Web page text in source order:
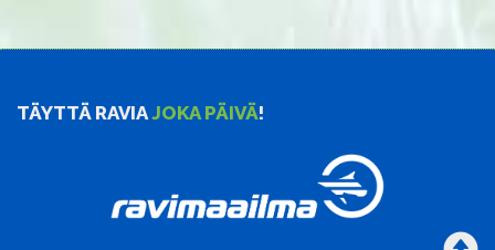
TÄYTTÄ RAVIAJOKA PÄIVÄ!